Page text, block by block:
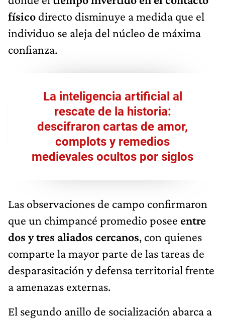
físico directo disminuye a medida que el
individuo se aleja del núcleo de máxima
confianza.
La inteligencia artificial al
rescate de la historia:
descifraron cartas de amor,
complots y remedios
medievales ocultos por siglos
Las observaciones de campo confirmaron
que un chimpancé promedio posee entre
dos y tres aliados cercanos, con quienes
comparte la mayor parte de las tareas de
desparasitación y defensa territorial frente
a amenazas externas.
El segundo anillo de socialización abarca a